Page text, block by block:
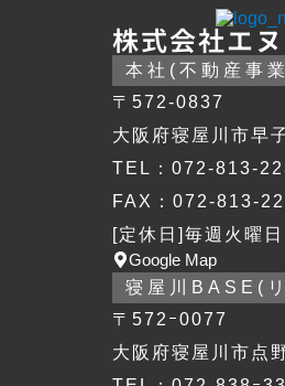
株式会社エ
本社(不動産事
〒572-0837
大阪府寝屋川市早
TEL：072-813-
FAX：072-813-
[定休日]毎週火曜日
Google Map
寝屋川BASE(
〒572ｰ0077
大阪府寝屋川市点